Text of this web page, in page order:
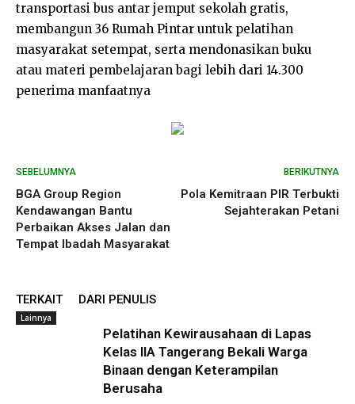
transportasi bus antar jemput sekolah gratis,
membangun 36 Rumah Pintar untuk pelatihan
masyarakat setempat, serta mendonasikan buku
atau materi pembelajaran bagi lebih dari 14.300
penerima manfaatnya
SEBELUMNYA
BGA Group Region
Kendawangan Bantu
Perbaikan Akses Jalan dan
Tempat Ibadah Masyarakat
BERIKUTNYA
Pola Kemitraan PIR Terbukti
Sejahterakan Petani
TERKAIT DARI PENULIS
Lainnya
Pelatihan Kewirausahaan di Lapas
Kelas IIA Tangerang Bekali Warga
Binaan dengan Keterampilan
Berusaha